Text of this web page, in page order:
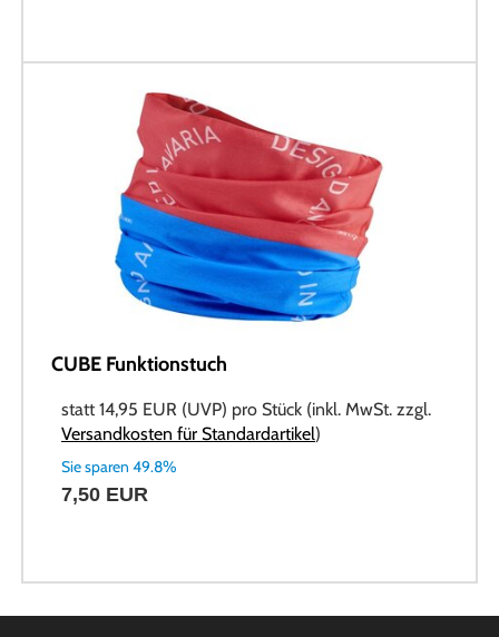
CUBE Funktionstuch
statt14,95 EUR (UVP) pro Stück (inkl. MwSt. zzgl.
Versandkosten für Standardartikel)
Sie sparen 49.8%
7,50 EUR